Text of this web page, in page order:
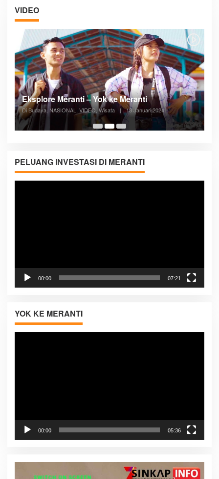
VIDEO
05:08
Posyandu Melayani Semua Siklus Hidup
Di ADVERTORIAL, Kesehatan, VIDEO 27 Desember 2023
PELUANG INVESTASI DI MERANTI
00:00 07:21
YOK KE MERANTI
00:00 05:36